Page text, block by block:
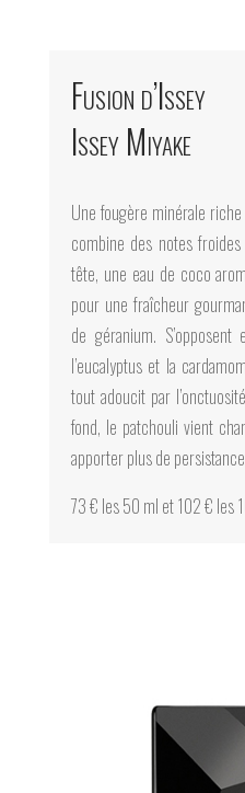
Fusion d’Issey
Issey Miyake
Une fougère minérale
combine des notes froides
tête, une eau de coco
pour une fraîcheur
de géranium.
l’eucalyptus et la
tout adoucit par
fond, le patchouli vient
apporter plus de
73 € les 50 ml et 102 € les